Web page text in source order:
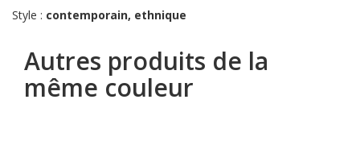
Style : contemporain, ethnique
Autres produits de la
même couleur